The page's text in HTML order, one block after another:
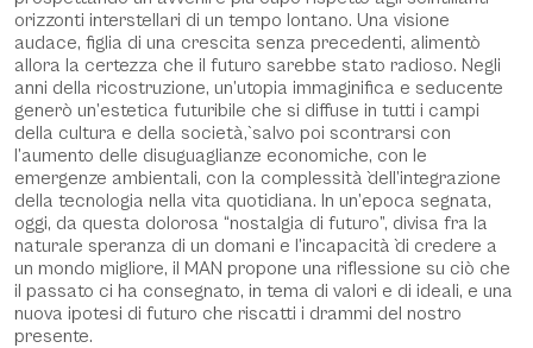
orizzonti interstellari di un tempo lontano. Una visione
audace, figlia di una crescita senza precedenti, alimentò
allora la certezza che il futuro sarebbe stato radioso. Negli
anni della ricostruzione, un’utopia immaginifica e seducente
generò un’estetica futuribile che si diffuse in tutti i campi
della cultura e della società̀, salvo poi scontrarsi con
l’aumento delle disuguaglianze economiche, con le
emergenze ambientali, con la complessità̀ dell’integrazione
della tecnologia nella vita quotidiana. In un’epoca segnata,
oggi, da questa dolorosa “nostalgia di futuro”, divisa fra la
naturale speranza di un domani e l’incapacità̀ di credere a
un mondo migliore, il MAN propone una riflessione su ciò che
il passato ci ha consegnato, in tema di valori e di ideali, e una
nuova ipotesi di futuro che riscatti i drammi del nostro
presente.